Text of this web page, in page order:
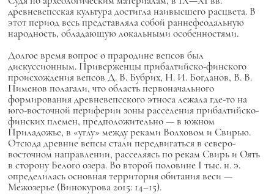
древневепсская культура достигла наивысшего расцвета. В
этот период весь представляла собой раннефеодальную
народность, обладающую локальными особенностями.
Долгое время вопрос о прародине вепсов был
дискуссионным. Приверженцы прибалтийско-финского
происхождения вепсов Д. В. Бубрих, Н. И. Богданов, В. В.
Пименов полагали, что область первоначального
формирования древневепсского этноса лежала где-то на
юго-восточной периферии зоны расселения прибалтийско-
финских племен, предположительно — в южном
Приладожье, в «углу» между реками Волховом и Свирью.
Отсюда древние вепсы стали передвигаться в северо-
восточном направлении, расселяясь по рекам Свирь и Оять
в сторону Белого озера. Во второй половине I тыс. н. э.
определилась основная территория обитания веси —
Межозерье (Винокурова 2015: 14–15).